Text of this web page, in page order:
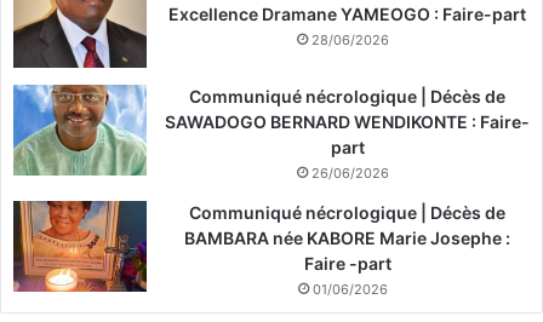
Excellence Dramane YAMEOGO : Faire-part
28/06/2026
Communiqué nécrologique | Décès de
SAWADOGO BERNARD WENDIKONTE : Faire-
part
26/06/2026
Communiqué nécrologique | Décès de
BAMBARA née KABORE Marie Josephe :
Faire -part
01/06/2026